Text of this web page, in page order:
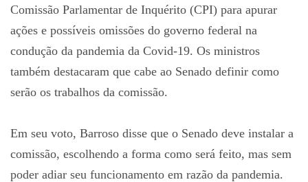
Comissão Parlamentar de Inquérito (CPI) para apurar
ações e possíveis omissões do governo federal na
condução da pandemia da Covid-19. Os ministros
também destacaram que cabe ao Senado definir como
serão os trabalhos da comissão.
Em seu voto, Barroso disse que o Senado deve instalar a
comissão, escolhendo a forma como será feito, mas sem
poder adiar seu funcionamento em razão da pandemia.